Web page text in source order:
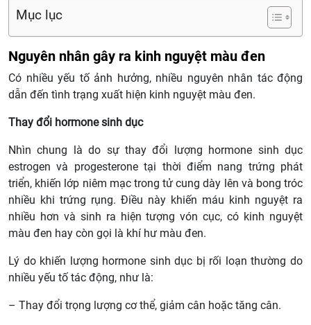
Mục lục
Nguyên nhân gây ra kinh nguyệt màu đen
Có nhiều yếu tố ảnh hưởng, nhiều nguyên nhân tác động
dẫn đến tình trạng xuất hiện kinh nguyệt màu đen.
Thay đổi hormone sinh dục
Nhìn chung là do sự thay đổi lượng hormone sinh dục
estrogen và progesterone tại thời điểm nang trứng phát
triển, khiến lớp niêm mạc trong tử cung dày lên và bong tróc
nhiều khi trứng rụng. Điều này khiến máu kinh nguyệt ra
nhiều hơn và sinh ra hiện tượng vón cục, có kinh nguyệt
màu đen hay còn gọi là khí hư màu đen.
Lý do khiến lượng hormone sinh dục bị rối loạn thường do
nhiều yếu tố tác động, như là:
– Thay đổi trọng lượng cơ thể, giảm cân hoặc tăng cân.